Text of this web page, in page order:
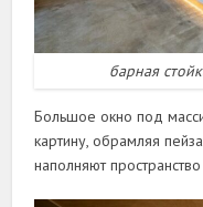
барная
Большое окно под
картину, обрамляя
наполняют